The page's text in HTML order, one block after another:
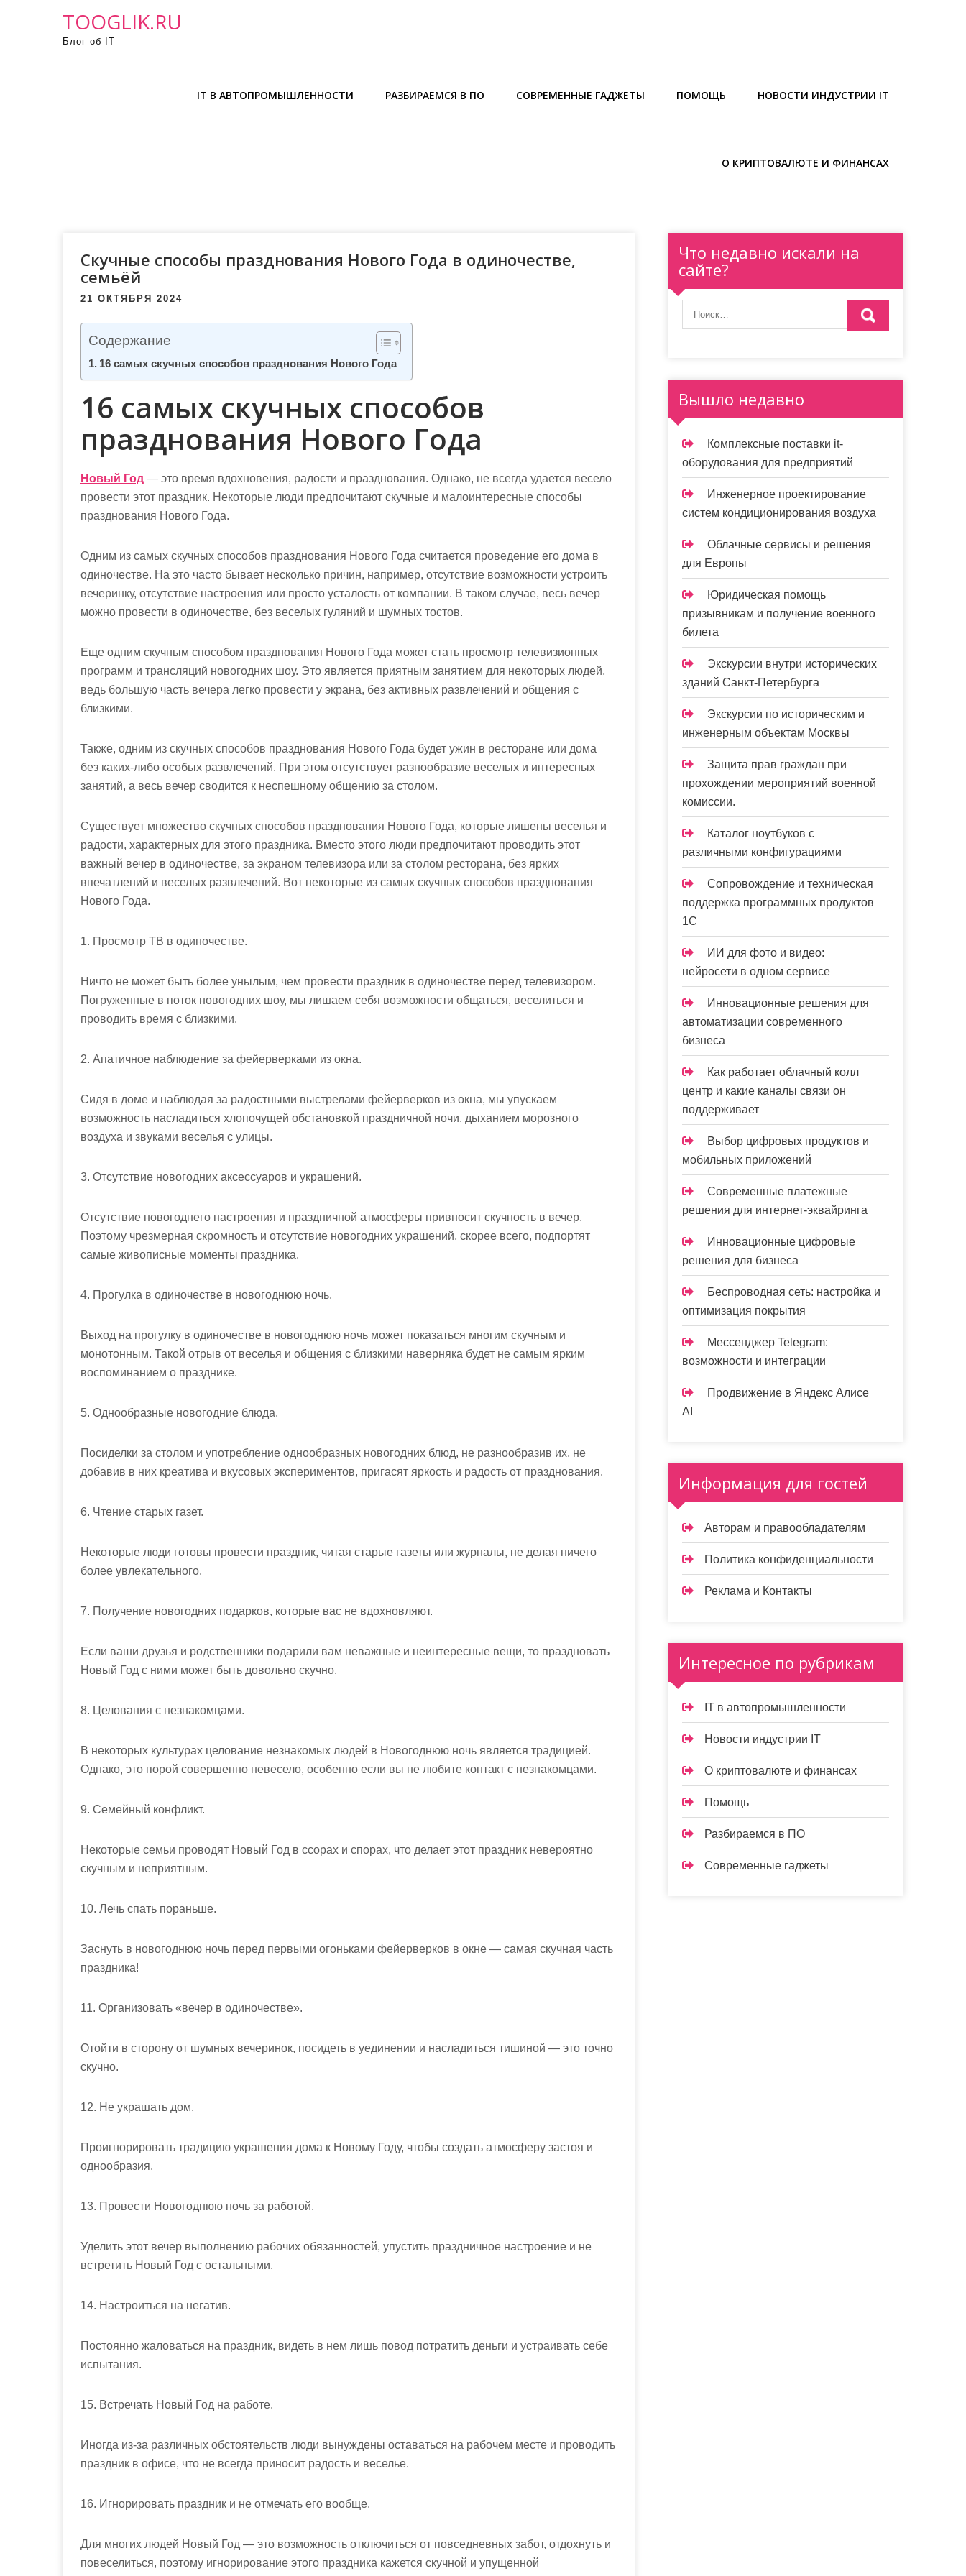
TOOGLIK.RU
Блог об IT
IT В АВТОПРОМЫШЛЕННОСТИ РАЗБИРАЕМСЯ В ПО СОВРЕМЕННЫЕ ГАДЖЕТЫ ПОМОЩЬ НОВОСТИ ИНДУСТРИИ IT
О КРИПТОВАЛЮТЕ И ФИНАНСАХ
Скучные способы празднования Нового Года в одиночестве,
семьёй
21 ОКТЯБРЯ 2024
Содержание
16 самых скучных способов празднования Нового Года
16 самых скучных способов
празднования Нового Года
Новый Год — это время вдохновения, радости и празднования. Однако, не всегда удается весело
провести этот праздник. Некоторые люди предпочитают скучные и малоинтересные способы
празднования Нового Года.
Одним из самых скучных способов празднования Нового Года считается проведение его дома в
одиночестве. На это часто бывает несколько причин, например, отсутствие возможности устроить
вечеринку, отсутствие настроения или просто усталость от компании. В таком случае, весь вечер
можно провести в одиночестве, без веселых гуляний и шумных тостов.
Еще одним скучным способом празднования Нового Года может стать просмотр телевизионных
программ и трансляций новогодних шоу. Это является приятным занятием для некоторых людей,
ведь большую часть вечера легко провести у экрана, без активных развлечений и общения с
близкими.
Также, одним из скучных способов празднования Нового Года будет ужин в ресторане или дома
без каких-либо особых развлечений. При этом отсутствует разнообразие веселых и интересных
занятий, а весь вечер сводится к неспешному общению за столом.
Существует множество скучных способов празднования Нового Года, которые лишены веселья и
радости, характерных для этого праздника. Вместо этого люди предпочитают проводить этот
важный вечер в одиночестве, за экраном телевизора или за столом ресторана, без ярких
впечатлений и веселых развлечений. Вот некоторые из самых скучных способов празднования
Нового Года.
1. Просмотр ТВ в одиночестве.
Ничто не может быть более унылым, чем провести праздник в одиночестве перед телевизором.
Погруженные в поток новогодних шоу, мы лишаем себя возможности общаться, веселиться и
проводить время с близкими.
2. Апатичное наблюдение за фейерверками из окна.
Сидя в доме и наблюдая за радостными выстрелами фейерверков из окна, мы упускаем
возможность насладиться хлопочущей обстановкой праздничной ночи, дыханием морозного
воздуха и звуками веселья с улицы.
3. Отсутствие новогодних аксессуаров и украшений.
Отсутствие новогоднего настроения и праздничной атмосферы привносит скучность в вечер.
Поэтому чрезмерная скромность и отсутствие новогодних украшений, скорее всего, подпортят
самые живописные моменты праздника.
4. Прогулка в одиночестве в новогоднюю ночь.
Выход на прогулку в одиночестве в новогоднюю ночь может показаться многим скучным и
монотонным. Такой отрыв от веселья и общения с близкими наверняка будет не самым ярким
воспоминанием о празднике.
5. Однообразные новогодние блюда.
Посиделки за столом и употребление однообразных новогодних блюд, не разнообразив их, не
добавив в них креатива и вкусовых экспериментов, пригасят яркость и радость от празднования.
6. Чтение старых газет.
Некоторые люди готовы провести праздник, читая старые газеты или журналы, не делая ничего
более увлекательного.
7. Получение новогодних подарков, которые вас не вдохновляют.
Если ваши друзья и родственники подарили вам неважные и неинтересные вещи, то праздновать
Новый Год с ними может быть довольно скучно.
8. Целования с незнакомцами.
В некоторых культурах целование незнакомых людей в Новогоднюю ночь является традицией.
Однако, это порой совершенно невесело, особенно если вы не любите контакт с незнакомцами.
9. Семейный конфликт.
Некоторые семьи проводят Новый Год в ссорах и спорах, что делает этот праздник невероятно
скучным и неприятным.
10. Лечь спать пораньше.
Заснуть в новогоднюю ночь перед первыми огоньками фейерверков в окне — самая скучная часть
праздника!
11. Организовать «вечер в одиночестве».
Отойти в сторону от шумных вечеринок, посидеть в уединении и насладиться тишиной — это точно
скучно.
12. Не украшать дом.
Проигнорировать традицию украшения дома к Новому Году, чтобы создать атмосферу застоя и
однообразия.
13. Провести Новогоднюю ночь за работой.
Уделить этот вечер выполнению рабочих обязанностей, упустить праздничное настроение и не
встретить Новый Год с остальными.
14. Настроиться на негатив.
Постоянно жаловаться на праздник, видеть в нем лишь повод потратить деньги и устраивать себе
испытания.
15. Встречать Новый Год на работе.
Иногда из-за различных обстоятельств люди вынуждены оставаться на рабочем месте и проводить
праздник в офисе, что не всегда приносит радость и веселье.
16. Игнорировать праздник и не отмечать его вообще.
Для многих людей Новый Год — это возможность отключиться от повседневных забот, отдохнуть и
повеселиться, поэтому игнорирование этого праздника кажется скучной и упущенной
Что недавно искали на
сайте?
Вышло недавно
Комплексные поставки it-
оборудования для предприятий
Инженерное проектирование
систем кондиционирования воздуха
Облачные сервисы и решения
для Европы
Юридическая помощь
призывникам и получение военного
билета
Экскурсии внутри исторических
зданий Санкт-Петербурга
Экскурсии по историческим и
инженерным объектам Москвы
Защита прав граждан при
прохождении мероприятий военной
комиссии.
Каталог ноутбуков с
различными конфигурациями
Сопровождение и техническая
поддержка программных продуктов
1С
ИИ для фото и видео:
нейросети в одном сервисе
Инновационные решения для
автоматизации современного
бизнеса
Как работает облачный колл
центр и какие каналы связи он
поддерживает
Выбор цифровых продуктов и
мобильных приложений
Современные платежные
решения для интернет-эквайринга
Инновационные цифровые
решения для бизнеса
Беспроводная сеть: настройка и
оптимизация покрытия
Мессенджер Telegram:
возможности и интеграции
Продвижение в Яндекс Алисе
AI
Информация для гостей
Авторам и правообладателям
Политика конфиденциальности
Реклама и Контакты
Интересное по рубрикам
IT в автопромышленности
Новости индустрии IT
О криптовалюте и финансах
Помощь
Разбираемся в ПО
Современные гаджеты